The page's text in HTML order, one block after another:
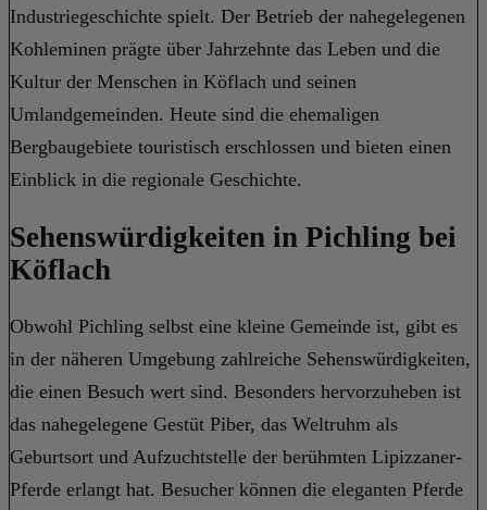
Industriegeschichte spielt. Der Betrieb der nahegelegenen
Kohleminen prägte über Jahrzehnte das Leben und die
Kultur der Menschen in Köflach und seinen
Umlandgemeinden. Heute sind die ehemaligen
Bergbaugebiete touristisch erschlossen und bieten einen
Einblick in die regionale Geschichte.
Sehenswürdigkeiten in Pichling bei
Köflach
Obwohl Pichling selbst eine kleine Gemeinde ist, gibt es
in der näheren Umgebung zahlreiche Sehenswürdigkeiten,
die einen Besuch wert sind. Besonders hervorzuheben ist
das nahegelegene Gestüt Piber, das Weltruhm als
Geburtsort und Aufzuchtstelle der berühmten Lipizzaner-
Pferde erlangt hat. Besucher können die eleganten Pferde